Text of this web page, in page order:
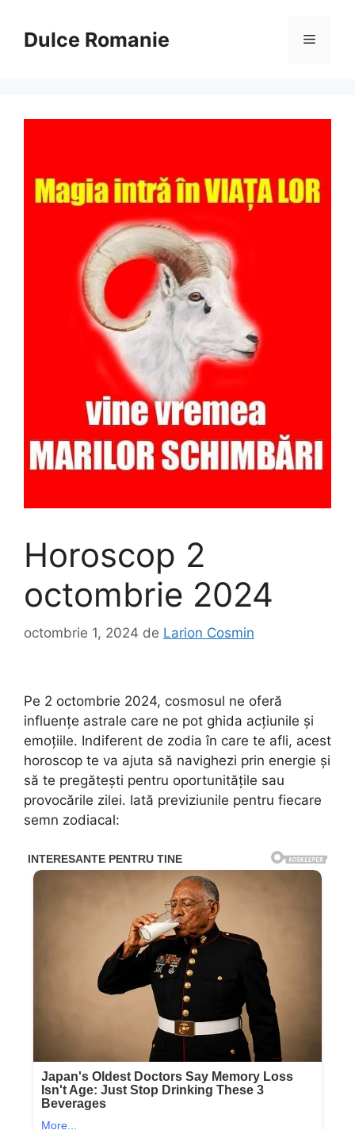
conținutDulce Romanie Meniu
Horoscop 2
octombrie 2024
octombrie 1, 2024 de Larion Cosmin
Pe 2 octombrie 2024, cosmosul ne oferă
influențe astrale care ne pot ghida acțiunile și
emoțiile. Indiferent de zodia în care te afli, acest
horoscop te va ajuta să navighezi prin energie și
să te pregătești pentru oportunitățile sau
provocările zilei. Iată previziunile pentru fiecare
semn zodiacal: